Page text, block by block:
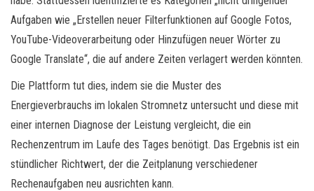
Aufgaben wie „Erstellen neuer Filterfunktionen auf Google Fotos,
YouTube-Videoverarbeitung oder Hinzufügen neuer Wörter zu
Google Translate“, die auf andere Zeiten verlagert werden könnten.
Die Plattform tut dies, indem sie die Muster des
Energieverbrauchs im lokalen Stromnetz untersucht und diese mit
einer internen Diagnose der Leistung vergleicht, die ein
Rechenzentrum im Laufe des Tages benötigt. Das Ergebnis ist ein
stündlicher Richtwert, der die Zeitplanung verschiedener
Rechenaufgaben neu ausrichten kann.